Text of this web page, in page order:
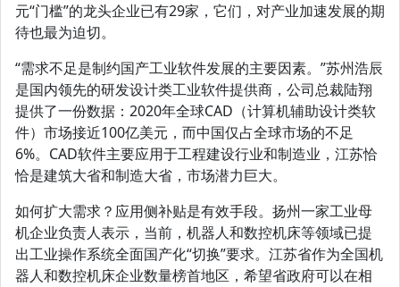
元“门槛”的龙头企业已有29家，它们，对产业加速发展的期
待也最为迫切。
“需求不足是制约国产工业软件发展的主要因素。”苏州浩辰
是国内领先的研发设计类工业软件提供商，公司总裁陆翔
提供了一份数据：2020年全球CAD（计算机辅助设计类软
件）市场接近100亿美元，而中国仅占全球市场的不足
6%。CAD软件主要应用于工程建设行业和制造业，江苏恰
恰是建筑大省和制造大省，市场潜力巨大。
如何扩大需求？应用侧补贴是有效手段。扬州一家工业母
机企业负责人表示，当前，机器人和数控机床等领域已提
出工业操作系统全面国产化“切换”要求。江苏省作为全国机
器人和数控机床企业数量榜首地区，希望省政府可以在相